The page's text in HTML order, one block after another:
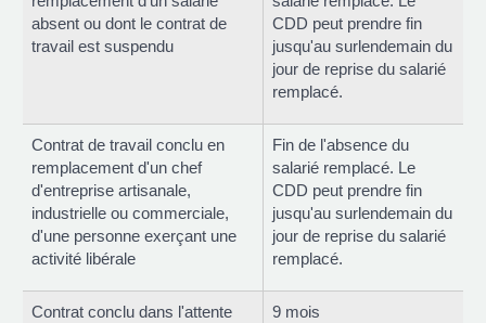
absent ou dont le contrat de
travail est suspendu
CDD peut prendre fin
jusqu'au surlendemain du
jour de reprise du salarié
remplacé.
Contrat de travail conclu en
remplacement d'un chef
d'entreprise artisanale,
industrielle ou commerciale,
d'une personne exerçant une
activité libérale
Fin de l'absence du
salarié remplacé. Le
CDD peut prendre fin
jusqu'au surlendemain du
jour de reprise du salarié
remplacé.
Contrat conclu dans l'attente
9 mois